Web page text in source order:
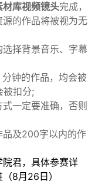
材库视频镜头完成，
的作品将被视为无
择背景音乐、字幕
钟的作品，均会被
被扣分;
一定要准确，否则
品及200字以内的作
君，具体参赛详
8月26日）